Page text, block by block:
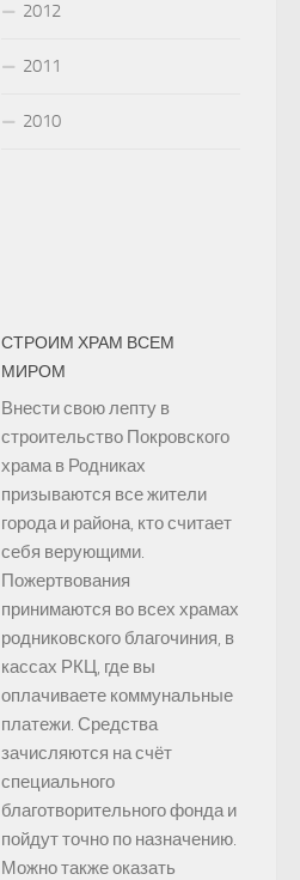
2012
2011
2010
СТРОИМ ХРАМ ВСЕМ
МИРОМ
Внести свою лепту в
строительство Покровского
храма в Родниках
призываются все жители
города и района, кто считает
себя верующими.
Пожертвования
принимаются во всех храмах
родниковского благочиния, в
кассах РКЦ, где вы
оплачиваете коммунальные
платежи. Средства
зачисляются на счёт
специального
благотворительного фонда и
пойдут точно по назначению.
Можно также оказать